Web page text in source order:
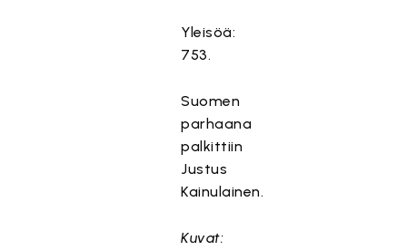
Yleisöä:
753.
Suomen
parhaana
palkittiin
Justus
Kainulainen.
Kuvat: